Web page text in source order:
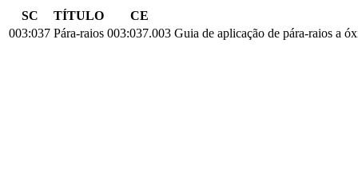
SC TÍTULO
CE
003:037 Pára-raios 003:037.003 Guia de aplicação de pára-raios a